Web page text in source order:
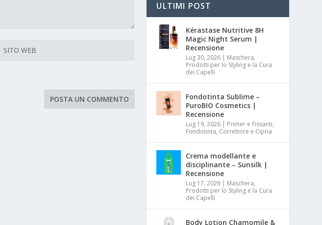
ULTIMI POST
Kérastase Nutritive 8H
Magic Night Serum |
Recensione
Lug 30, 2026 | Maschera,
Prodotti per lo Styling e la Cura
dei Capelli
Fondotinta Sublime –
PuroBIO Cosmetics |
Recensione
Lug 19, 2026 | Primer e Fissanti,
Fondotinta, Correttore e Cipria
Crema modellante e
disciplinante – Sunsilk |
Recensione
Lug 17, 2026 | Maschera,
Prodotti per lo Styling e la Cura
dei Capelli
Body Lotion Chamomile &